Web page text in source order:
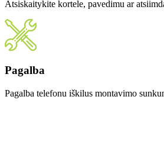
Atsiskaitykite kortele, pavedimu ar
Pagalba
Pagalba telefonu iškilus montavimo